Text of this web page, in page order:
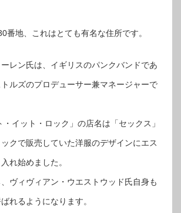
番地、これはとても有名な住所です。
レン氏は、イギリスのパンクバンドであ
ルズのプロデューサー兼マネージャーで
イット・ロック」の店名は「セックス」
クで販売していた洋服のデザインにエス
れ始めました。
ヴィヴィアン・ウエストウッド氏自身も
れるようになります。